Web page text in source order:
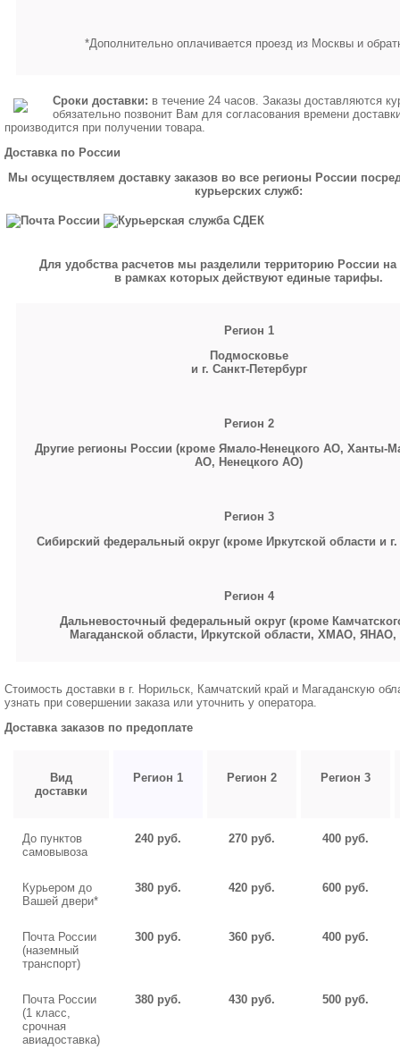
*Дополнительно оплачивается проезд из Москвы и
Сроки доставки: в течение 24 часов. Заказы доставляются
обязательно позвонит Вам для согласования времени
производится при получении товара.
Доставка по России
Мы осуществляем доставку заказов во все регионы России
курьерских служб:
Для удобства расчетов мы разделили территорию России на
в рамках которых действуют единые тарифы.
Регион 1
Подмосковье
и г. Санкт-Петербург
Регион 2
Другие регионы России (кроме Ямало-Ненецкого АО, Ханты-
АО, Ненецкого АО)
Регион 3
Сибирский федеральный округ (кроме Иркутской области и
Регион 4
Дальневосточный федеральный округ (кроме
Магаданской области, Иркутской области, ХМАО, ЯНАО,
Стоимость доставки в г. Норильск, Камчатский край и Магаданскую
узнать при совершении заказа или уточнить у оператора.
Доставка заказов по предоплате
Вид
доставки
Регион 1 Регион 2 Регион 3
До пунктов
самовывоза
240 руб. 270 руб. 400 руб.
Курьером до
Вашей двери*
380 руб. 420 руб. 600 руб.
Почта России
(наземный
транспорт)
300 руб. 360 руб. 400 руб.
Почта России
(1 класс,
срочная
авиадоставка)
380 руб. 430 руб. 500 руб.